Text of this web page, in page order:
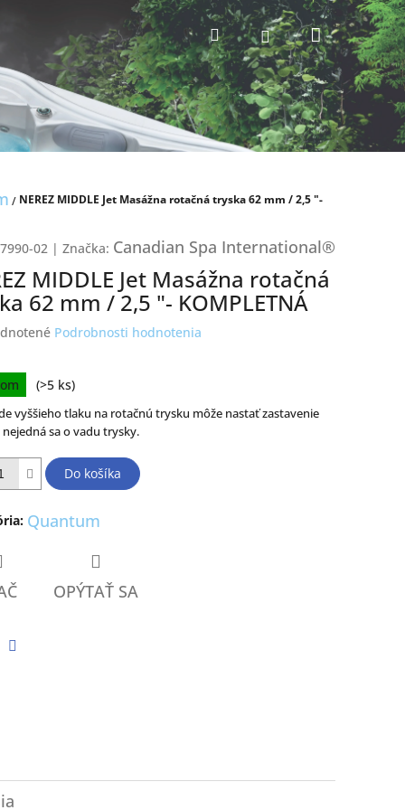
HľadaťPrihlásenieNákupný
košík
/ NEREZ MIDDLE Jet Masážna rotačná tryska 62 mm / 2,5 "-
02 | Značka: Canadian Spa International®
MIDDLE Jet Masážna rotačná
62 mm / 2,5 "- KOMPLETNÁ
Podrobnosti hodnotenia
(>5 ks)
vyššieho tlaku na rotačnú trysku môže nastať zastavenie
nejedná sa o vadu trysky.
Do košíka
: Quantum
OPÝTAŤ SA